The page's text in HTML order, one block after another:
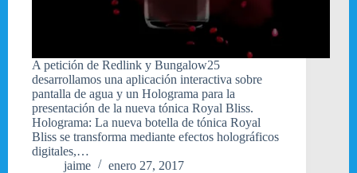
A petición de Redlink y Bungalow25
desarrollamos una aplicación interactiva sobre
pantalla de agua y un Holograma para la
presentación de la nueva tónica Royal Bliss.
Holograma: La nueva botella de tónica Royal
Bliss se transforma mediante efectos holográficos
digitales,…
jaime
enero 27, 2017